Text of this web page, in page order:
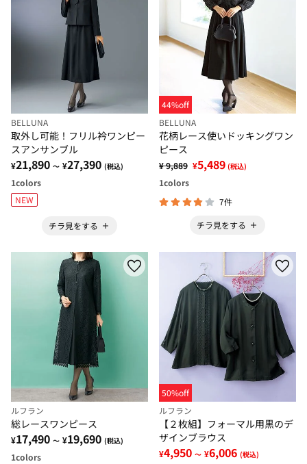
BELLUNA
取外し可能！フリル衿ワンピー
スアンサンブル
¥21,890 ～ ¥27,390 (税込)
1colors
NEW
チラ見をする
44%off
BELLUNA
花柄レース使いドッキングワン
ピース
¥ 9,889 ¥5,489 (税込)
1colors
7件
チラ見をする
ルフラン
総レースワンピース
¥17,490 ～ ¥19,690 (税込)
1colors
50%off
ルフラン
【２枚組】フォーマル用黒のデ
ザインブラウス
¥4,950 ～ ¥6,006 (税込)